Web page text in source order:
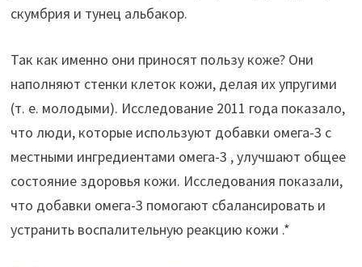
скумбрия и тунец альбакор.
Так как именно они приносят пользу коже? Они
наполняют стенки клеток кожи, делая их упругими
(т. е. молодыми). Исследование 2011 года показало,
что люди, которые используют добавки омега-3 с
местными ингредиентами омега-3 , улучшают общее
состояние здоровья кожи. Исследования показали,
что добавки омега-3 помогают сбалансировать и
устранить воспалительную реакцию кожи .*